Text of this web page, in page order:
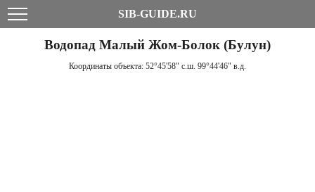
SIB-GUIDE.RU
Водопад Малый Жом-Болок (Булун)
Координаты объекта: 52°45'58" с.ш. 99°44'46" в.д.